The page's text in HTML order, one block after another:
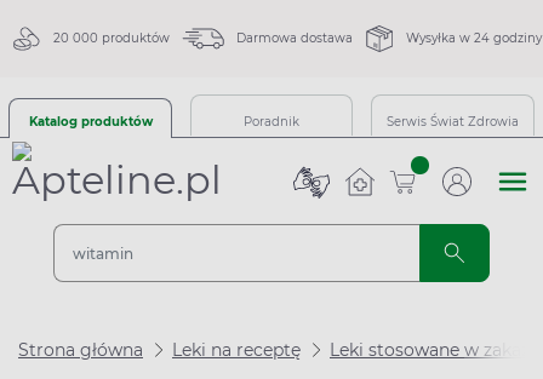
20 000 produktów Darmowa dostawa Wysyłka w 24 godziny
Katalog produktów Poradnik Serwis Świat Zdrowia
sztuk
Strona główna Leki na receptę Leki stosowane w